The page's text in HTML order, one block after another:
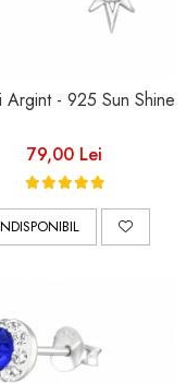
Cercei Argint - 925 Sun Shine
79,00 Lei